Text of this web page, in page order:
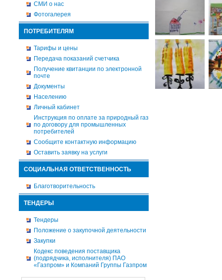
СМИ о нас
Фотогалерея
ПОТРЕБИТЕЛЯМ
Тарифы и цены
Передача показаний счетчика
Получение квитанции по электронной
почте
Документы
Населению
Личный кабинет
Инструкция по оплате за природный газ
по договору для промышленных
потребителей
Сообщите контактную информацию
Оставить заявку на услуги
СОЦИАЛЬНАЯ ОТВЕТСТВЕННОСТЬ
Благотворительность
ТЕНДЕРЫ
Тендеры
Положение о закупочной деятельности
Закупки
Кодекс поведения поставщика
(подрядчика, исполнителя) ПАО
«Газпром» и Компаний Группы Газпром